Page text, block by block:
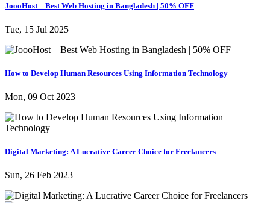
JoooHost – Best Web Hosting in Bangladesh | 50% OFF
Tue, 15 Jul 2025
How to Develop Human Resources Using Information Technology
Mon, 09 Oct 2023
Digital Marketing: A Lucrative Career Choice for Freelancers
Sun, 26 Feb 2023